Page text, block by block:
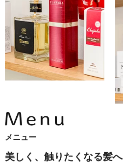
メニュー
美しく、触りたくなる髪へ